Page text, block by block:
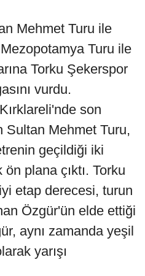
Mehmet Turu ile
Mezopotamya Turu ile
Torku Şekerspor
vurdu.
son
Sultan Mehmet Turu,
geçildiği iki
plana çıktı. Torku
etap derecesi, turun
Özgür'ün elde ettiği
aynı zamanda yeşil
yarışı